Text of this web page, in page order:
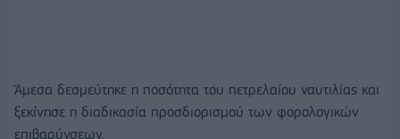
Άμεσα δεσμεύτηκε η ποσότητα του πετρελαίου ναυτιλίας και
ξεκίνησε η διαδικασία προσδιορισμού των φορολογικών
επιβαρύνσεων.